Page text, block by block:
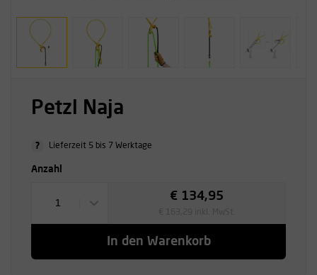
Petzl Naja
? Lieferzeit 5 bis 7 Werktage
Anzahl
1
€ 134,95
In den Warenkorb